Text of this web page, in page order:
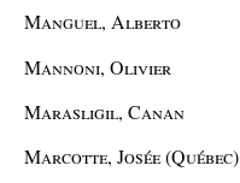
Manguel, Alberto
Mannoni, Olivier
Marasligil, Canan
Marcotte, Josée (Québec)